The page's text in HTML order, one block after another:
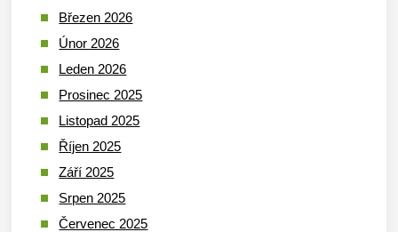
Březen 2026
Únor 2026
Leden 2026
Prosinec 2025
Listopad 2025
Říjen 2025
Září 2025
Srpen 2025
Červenec 2025